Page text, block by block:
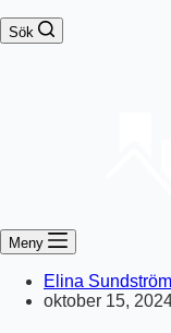
Sök
Meny
Elina Sundström
oktober 15,